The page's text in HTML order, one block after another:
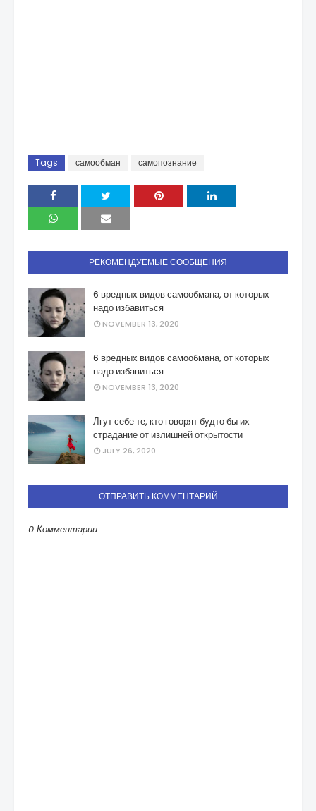
Tags самообман самопознание
РЕКОМЕНДУЕМЫЕ СООБЩЕНИЯ
6 вредных видов самообмана, от которых
надо избавиться
NOVEMBER 13, 2020
6 вредных видов самообмана, от которых
надо избавиться
NOVEMBER 13, 2020
Лгут себе те, кто говорят будто бы их
страдание от излишней открытости
JULY 26, 2020
ОТПРАВИТЬ КОММЕНТАРИЙ
0 Комментарии